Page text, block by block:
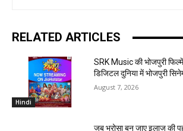
RELATED ARTICLES
Hindi
SRK Music की भोजपुरी
डिजिटल दुनिया में भोजपुरी
August 7, 2026
जब भरोसा बन जाए इलाज की